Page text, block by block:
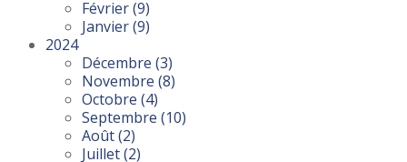
Février(9)
Janvier(9)
2024
Décembre (3)
Novembre (8)
Octobre (4)
Septembre (10)
Août(2)
Juillet(2)